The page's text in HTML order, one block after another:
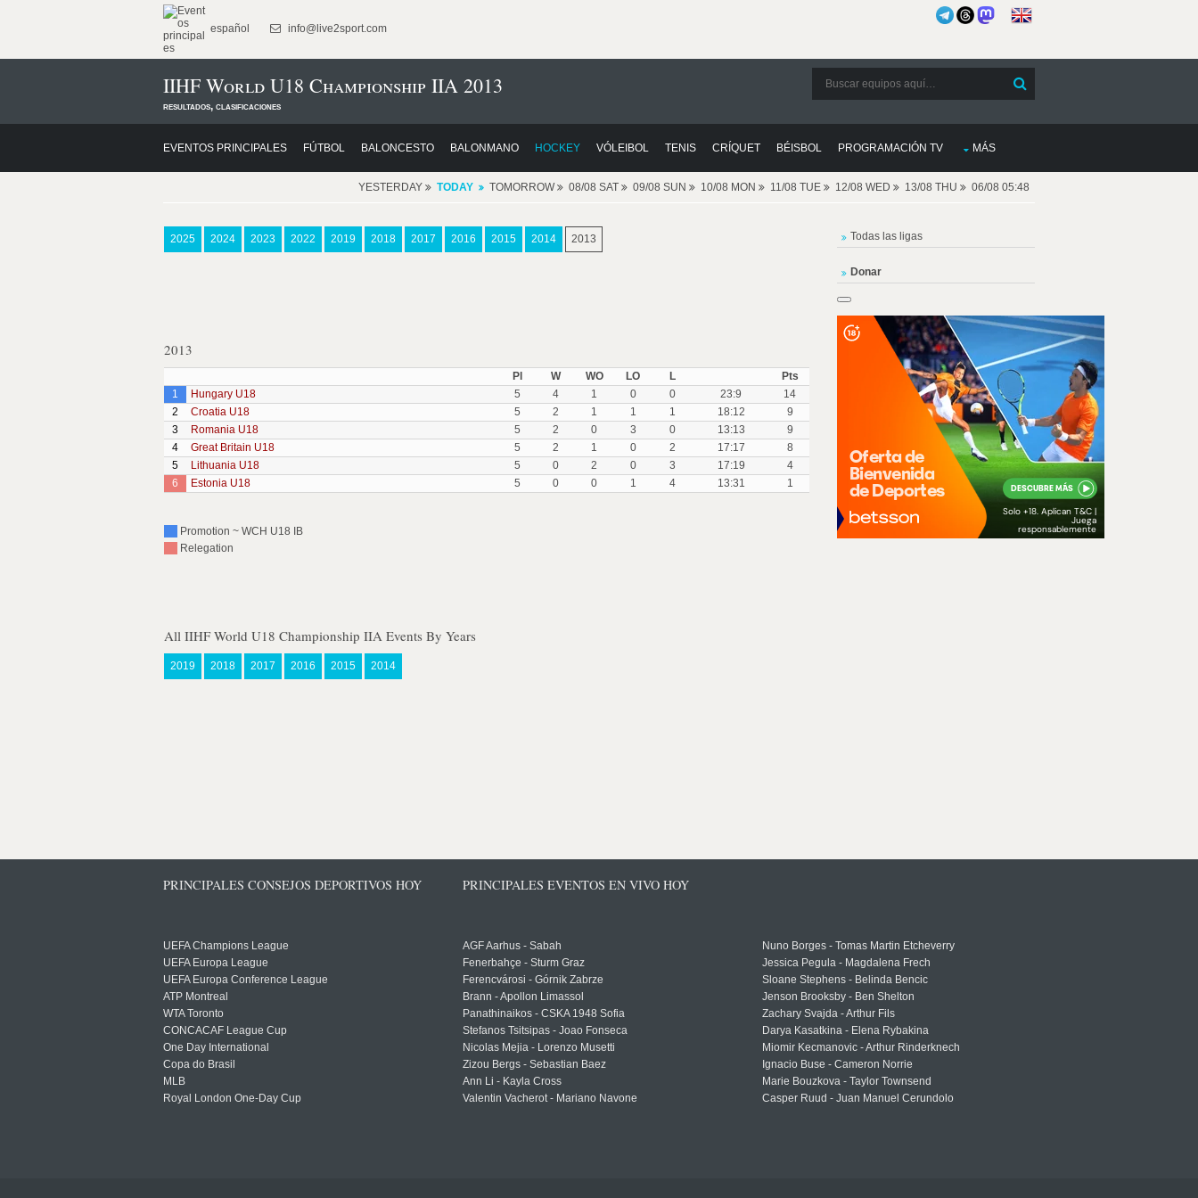
español info@live2sport.com
IIHF World U18 Championship IIA 2013
resultados, clasificaciones
EVENTOS PRINCIPALES FÚTBOL BALONCESTO BALONMANO HOCKEY VÓLEIBOL TENIS CRÍQUET BÉISBOL PROGRAMACIÓN TV MÁS
YESTERDAY TODAY TOMORROW 08/08 SAT 09/08 SUN 10/08 MON 11/08 TUE 12/08 WED 13/08 THU 06/08 05:48
2025 2024 2023 2022 2019 2018 2017 2016 2015 2014 2013
2013
Pl W WO LO L
Pts
1
Hungary U18 5 4 1 0 0 23:9
14
2
Croatia U18 5 2 1 1 1 18:12
9
3
Romania U18 5 2 0 3 0 13:13
9
4
Great Britain U18 5 2 1 0 2 17:17
8
5
Lithuania U18 5 0 2 0 3 17:19
4
6
Estonia U18 5 0 0 1 4 13:31 1
Promotion ~ WCH U18 IB
Relegation
All IIHF World U18 Championship IIA Events By Years
2019 2018 2017 2016 2015 2014
Todas las ligas
Donar
PRINCIPALES CONSEJOS DEPORTIVOS HOY
UEFA Champions League
UEFA Europa League
UEFA Europa Conference League
ATP Montreal
WTA Toronto
CONCACAF League Cup
One Day International
Copa do Brasil
MLB
Royal London One-Day Cup
PRINCIPALES EVENTOS EN VIVO HOY
AGF Aarhus - Sabah
Fenerbahçe - Sturm Graz
Ferencvárosi - Górnik Zabrze
Brann - Apollon Limassol
Panathinaikos - CSKA 1948 Sofia
Stefanos Tsitsipas - Joao Fonseca
Nicolas Mejia - Lorenzo Musetti
Zizou Bergs - Sebastian Baez
Ann Li - Kayla Cross
Valentin Vacherot - Mariano Navone
Nuno Borges - Tomas Martin Etcheverry
Jessica Pegula - Magdalena Frech
Sloane Stephens - Belinda Bencic
Jenson Brooksby - Ben Shelton
Zachary Svajda - Arthur Fils
Darya Kasatkina - Elena Rybakina
Miomir Kecmanovic - Arthur Rinderknech
Ignacio Buse - Cameron Norrie
Marie Bouzkova - Taylor Townsend
Casper Ruud - Juan Manuel Cerundolo